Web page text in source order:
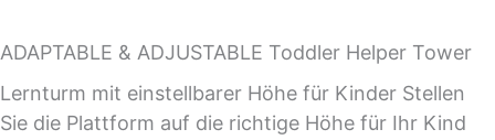
ADAPTABLE & ADJUSTABLE Toddler Helper Tower
Lernturm mit einstellbarer Höhe für Kinder Stellen
Sie die Plattform auf die richtige Höhe für Ihr Kind